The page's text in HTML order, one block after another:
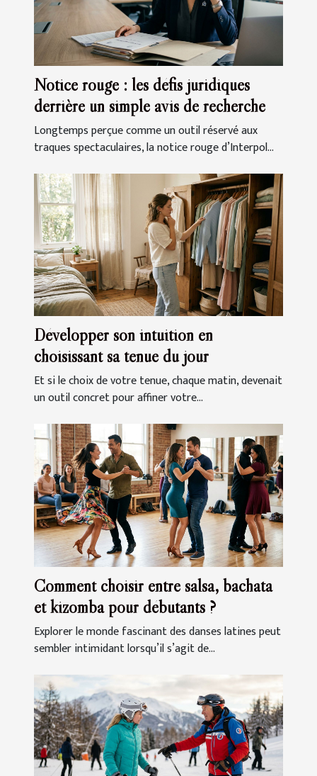
Notice rouge : les défis juridiques
derrière un simple avis de recherche
Longtemps perçue comme un outil réservé aux
traques spectaculaires, la notice rouge d’Interpol...
Développer son intuition en
choisissant sa tenue du jour
Et si le choix de votre tenue, chaque matin, devenait
un outil concret pour affiner votre...
Comment choisir entre salsa, bachata
et kizomba pour débutants ?
Explorer le monde fascinant des danses latines peut
sembler intimidant lorsqu’il s’agit de...